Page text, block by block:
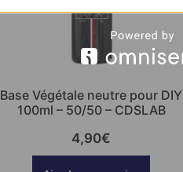
Base Végétale neutre pour DIY
100ml – 50/50 – CDSLAB
4,90€